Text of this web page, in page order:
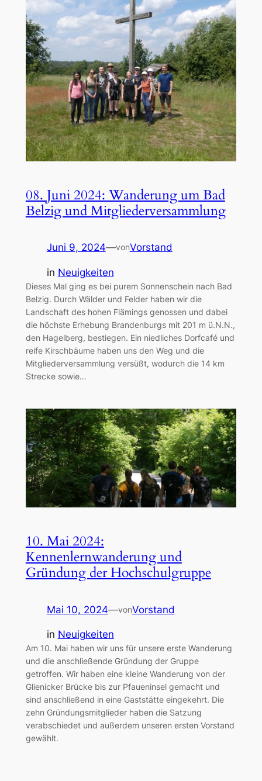
08. Juni 2024: Wanderung um Bad
Belzig und Mitgliederversammlung
Juni 9, 2024—vonVorstand
in Neuigkeiten
Dieses Mal ging es bei purem Sonnenschein nach Bad
Belzig. Durch Wälder und Felder haben wir die
Landschaft des hohen Flämings genossen und dabei
die höchste Erhebung Brandenburgs mit 201 m ü.N.N.,
den Hagelberg, bestiegen. Ein niedliches Dorfcafé und
reife Kirschbäume haben uns den Weg und die
Mitgliederversammlung versüßt, wodurch die 14 km
Strecke sowie…
10. Mai 2024:
Kennenlernwanderung und
Gründung der Hochschulgruppe
Mai 10, 2024—vonVorstand
in Neuigkeiten
Am 10. Mai haben wir uns für unsere erste Wanderung
und die anschließende Gründung der Gruppe
getroffen. Wir haben eine kleine Wanderung von der
Glienicker Brücke bis zur Pfaueninsel gemacht und
sind anschließend in eine Gaststätte eingekehrt. Die
zehn Gründungsmitglieder haben die Satzung
verabschiedet und außerdem unseren ersten Vorstand
gewählt.